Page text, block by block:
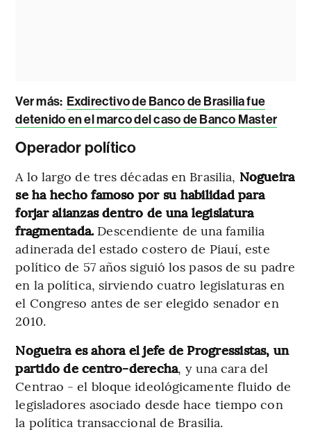
Ver más: Exdirectivo de Banco de Brasilia fue
detenido en el marco del caso de Banco Master
Operador político
A lo largo de tres décadas en Brasilia, Nogueira
se ha hecho famoso por su habilidad para
forjar alianzas dentro de una legislatura
fragmentada. Descendiente de una familia
adinerada del estado costero de Piauí, este
político de 57 años siguió los pasos de su padre
en la política, sirviendo cuatro legislaturas en
el Congreso antes de ser elegido senador en
2010.
Nogueira es ahora el jefe de Progressistas, un
partido de centro-derecha, y una cara del
Centrao - el bloque ideológicamente fluido de
legisladores asociado desde hace tiempo con
la política transaccional de Brasilia.